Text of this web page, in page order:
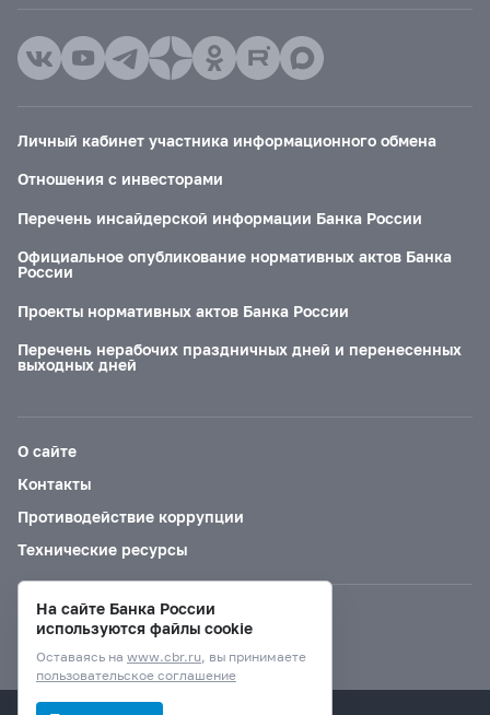
Личный кабинет участника информационного обмена
Отношения с инвесторами
Перечень инсайдерской информации Банка России
Официальное опубликование нормативных актов Банка
России
Проекты нормативных актов Банка России
Перечень нерабочих праздничных дней и перенесенных
выходных дней
О сайте
Контакты
Противодействие коррупции
Технические ресурсы
Версия для слабовидящих
На сайте Банка России
используются файлы cookie
Оставаясь на www.cbr.ru, вы принимаете
пользовательское соглашение